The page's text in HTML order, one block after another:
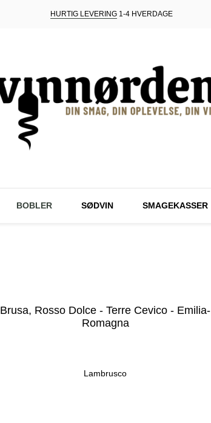
HURTIG LEVERING1-4 HVERDAGE
BOBLER SØDVIN SMAGEKASSER
Brusa, Rosso Dolce - Terre Cevico - Emilia-
Romagna
Lambrusco